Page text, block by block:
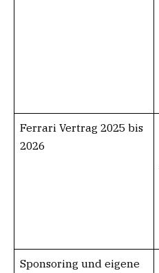
Ferrari Vertrag 2025 bis
2026
Sponsoring und eigene